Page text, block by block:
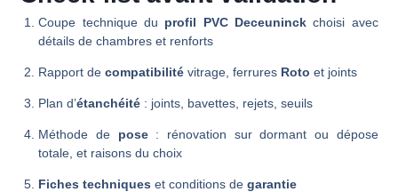
Coupe technique du profil PVC Deceuninckchoisi avec
détails de chambres et renforts
Rapport decompatibilité vitrage, ferrures Roto et joints
Plan d’étanchéité : joints, bavettes, rejets, seuils
Méthode de pose: rénovation sur dormant ou dépose
totale, et raisons du choix
Fiches techniques et conditions degarantie